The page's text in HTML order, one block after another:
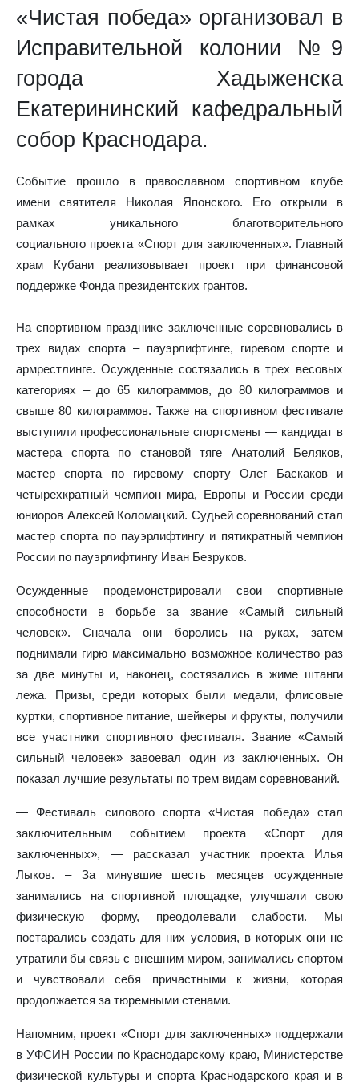
«Чистая победа» организовал в
Исправительной колонии №9
города Хадыженска
Екатерининский кафедральный
собор Краснодара.
Событие прошло в православном спортивном клубе
имени святителя Николая Японского. Его открыли в
рамках уникального благотворительного
социального проекта «Спорт для заключенных». Главный
храм Кубани реализовывает проект при финансовой
поддержке Фонда президентских грантов.
На спортивном празднике заключенные соревновались в
трех видах спорта – пауэрлифтинге, гиревом спорте и
армрестлинге. Осужденные состязались в трех весовых
категориях – до 65 килограммов, до 80 килограммов и
свыше 80 килограммов. Также на спортивном фестивале
выступили профессиональные спортсмены — кандидат в
мастера спорта по становой тяге Анатолий Беляков,
мастер спорта по гиревому спорту Олег Баскаков и
четырехкратный чемпион мира, Европы и России среди
юниоров Алексей Коломацкий. Судьей соревнований стал
мастер спорта по пауэрлифтингу и пятикратный чемпион
России по пауэрлифтингу Иван Безруков.
Осужденные продемонстрировали свои спортивные
способности в борьбе за звание «Самый сильный
человек». Сначала они боролись на руках, затем
поднимали гирю максимально возможное количество раз
за две минуты и, наконец, состязались в жиме штанги
лежа. Призы, среди которых были медали, флисовые
куртки, спортивное питание, шейкеры и фрукты, получили
все участники спортивного фестиваля. Звание «Самый
сильный человек» завоевал один из заключенных. Он
показал лучшие результаты по трем видам соревнований.
— Фестиваль силового спорта «Чистая победа» стал
заключительным событием проекта «Спорт для
заключенных», — рассказал участник проекта Илья
Лыков. – За минувшие шесть месяцев осужденные
занимались на спортивной площадке, улучшали свою
физическую форму, преодолевали слабости. Мы
постарались создать для них условия, в которых они не
утратили бы связь с внешним миром, занимались спортом
и чувствовали себя причастными к жизни, которая
продолжается за тюремными стенами.
Напомним, проект «Спорт для заключенных» поддержали
в УФСИН России по Краснодарскому краю, Министерстве
физической культуры и спорта Краснодарского края и в